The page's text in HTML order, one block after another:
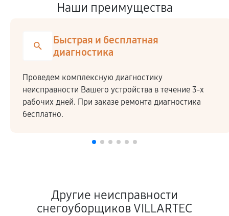
Наши преимущества
Быстрая и бесплатная
диагностика
Проведем комплексную диагностику
неисправности Вашего устройства в течение 3-х
рабочих дней. При заказе ремонта диагностика
бесплатно.
Другие неисправности
снегоуборщиков VILLARTEC